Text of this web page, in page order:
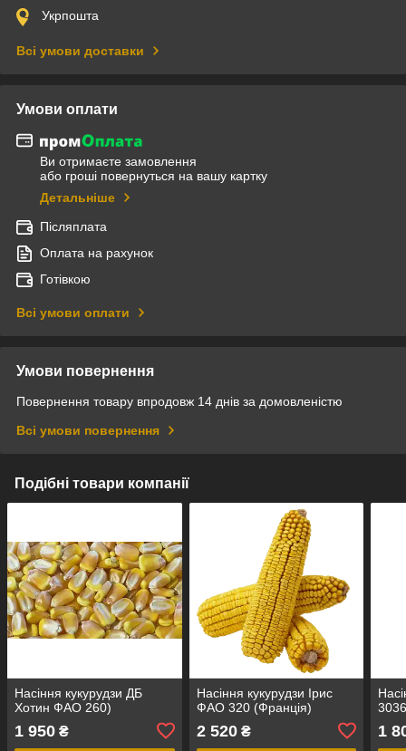
Укрпошта
Всі умови доставки
Умови оплати
Ви отримаєте замовлення
або гроші повернуться на вашу картку
Детальніше
Післяплата
Оплата на рахунок
Готівкою
Всі умови оплати
Умови повернення
Повернення товару впродовж 14 днів за домовленістю
Всі умови повернення
Подібні товари компанії
Насіння кукурудзи ДБ
Хотин ФАО 260)
1 950 ₴
Насіння кукурудзи Ірис
ФАО 320 (Франція)
2 520₴ 1